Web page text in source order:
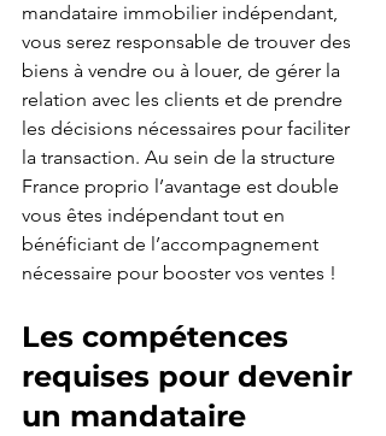
mandataire immobilier indépendant,
vous serez responsable de trouver des
biens à vendre ou à louer, de gérer la
relation avec les clients et de prendre
les décisions nécessaires pour faciliter
la transaction. Au sein de la structure
France proprio l’avantage est double
vous êtes indépendant tout en
bénéficiant de l’accompagnement
nécessaire pour booster vos ventes !
Les compétences
requises pour devenir
un mandataire